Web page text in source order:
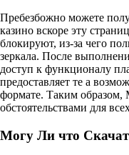
Пребезбожно можете
казино вскоре эту
блокируют, из-за чего
зеркала. После
доступ к функционалу
предоставляет те а
формате. Таким образом,
обстоятельствами для
Могу Ли что